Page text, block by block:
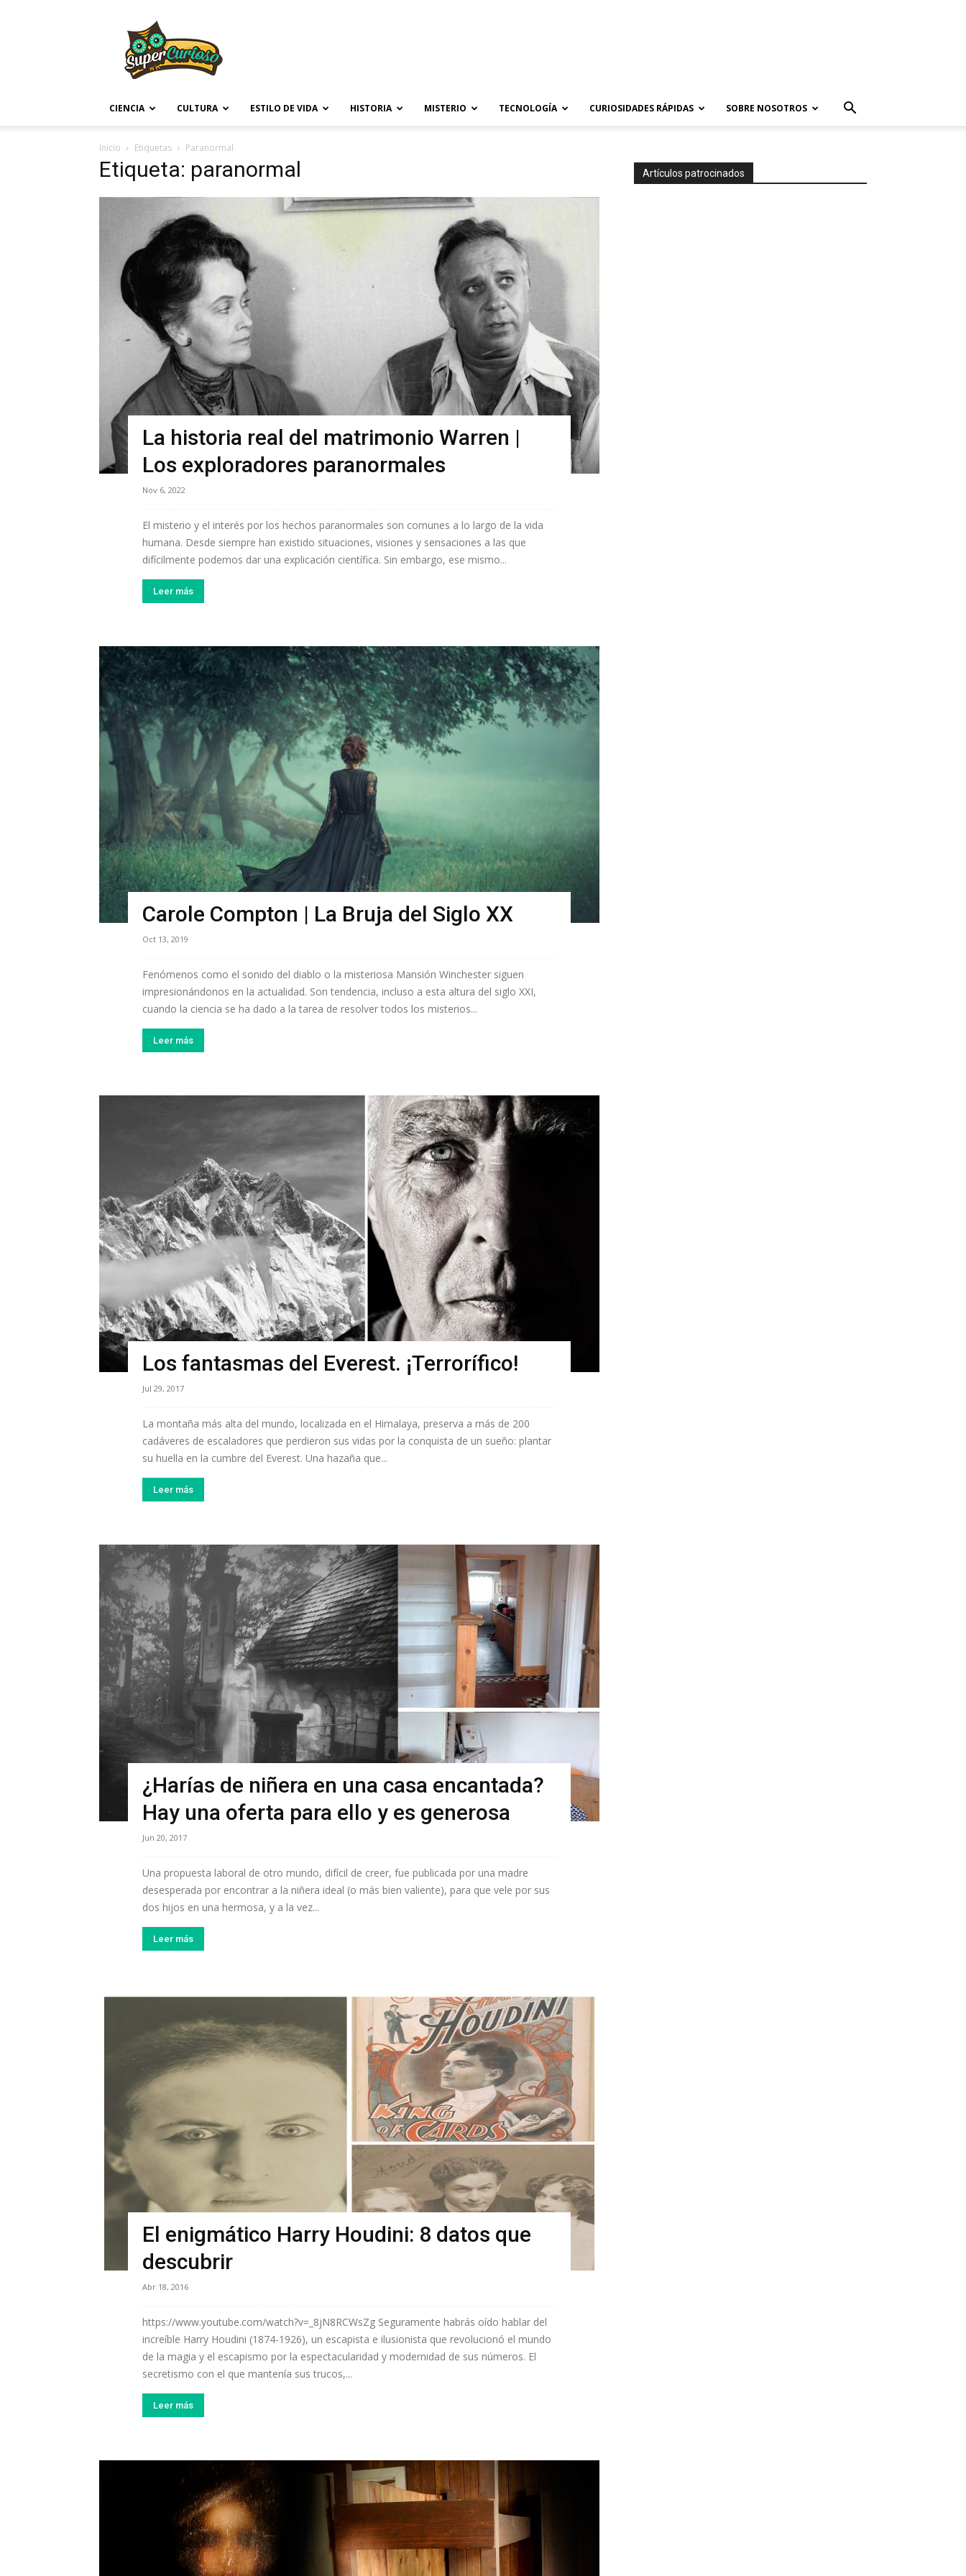
CIENCIA CULTURA ESTILO DE VIDA HISTORIA MISTERIO TECNOLOGÍA CURIOSIDADES RÁPIDAS SOBRE NOSOTROS
Inicio Etiquetas Paranormal
Etiqueta: paranormal
La historia real del matrimonio Warren |
Los exploradores paranormales
Nov 6, 2022
El misterio y el interés por los hechos paranormales son comunes a lo largo de la vida
humana. Desde siempre han existido situaciones, visiones y sensaciones a las que
difícilmente podemos dar una explicación científica. Sin embargo, ese mismo...
Leer más
Carole Compton | La Bruja del Siglo XX
Oct 13, 2019
Fenómenos como el sonido del diablo o la misteriosa Mansión Winchester siguen
impresionándonos en la actualidad. Son tendencia, incluso a esta altura del siglo XXI,
cuando la ciencia se ha dado a la tarea de resolver todos los misterios...
Leer más
Los fantasmas del Everest. ¡Terrorífico!
Jul 29, 2017
La montaña más alta del mundo, localizada en el Himalaya, preserva a más de 200
cadáveres de escaladores que perdieron sus vidas por la conquista de un sueño: plantar
su huella en la cumbre del Everest. Una hazaña que...
Leer más
¿Harías de niñera en una casa encantada?
Hay una oferta para ello y es generosa
Jun 20, 2017
Una propuesta laboral de otro mundo, difícil de creer, fue publicada por una madre
desesperada por encontrar a la niñera ideal (o más bien valiente), para que vele por sus
dos hijos en una hermosa, y a la vez...
Leer más
El enigmático Harry Houdini: 8 datos que
descubrir
Abr 18, 2016
https://www.youtube.com/watch?v=_8jN8RCWsZg Seguramente habrás oído hablar del
increíble Harry Houdini (1874-1926), un escapista e ilusionista que revolucionó el mundo
de la magia y el escapismo por la espectacularidad y modernidad de sus números. El
secretismo con el que mantenía sus trucos,...
Leer más
Artículos patrocinados